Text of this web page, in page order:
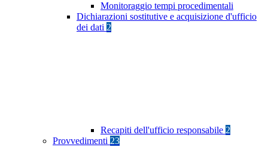
Monitoraggio tempi procedimentali
Dichiarazioni sostitutive e acquisizione d'ufficio
dei dati 2
Recapiti dell'ufficio responsabile 2
Provvedimenti 23